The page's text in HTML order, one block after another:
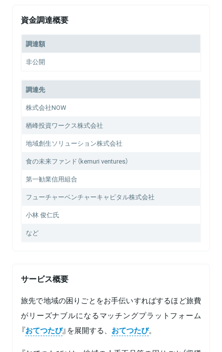
資金調達概要
調達額
非公開
調達先
株式会社NOW
栖峰投資ワークス株式会社
地域創生ソリューション株式会社
食の未来ファンド（kemuri ventures）
第一勧業信用組合
フューチャーベンチャーキャピタル株式会社
小林 俊仁氏
など
サービス概要
旅先で地域の困りごとをお手伝いすればするほど旅費
がリーズナブルになるマッチングプラットフォーム
『おてつたび』を展開する、 おてつたび。